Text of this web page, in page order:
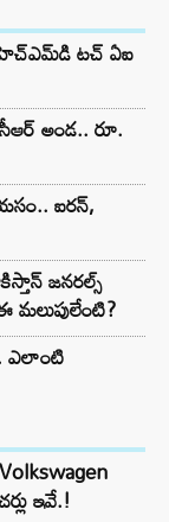
టచ్ ఏఐ
అండ.. రూ.
ఐరన్,
జనరల్స్
మలుపులేంటి?
ఎలాంటి
ఇవే.!